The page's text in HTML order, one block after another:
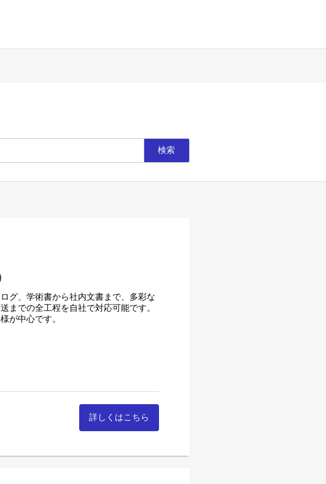
グ、学術書から社内文書まで、多彩な
までの全工程を自社で対応可能です。
が中心です。
造職」
」
詳しくはこちら